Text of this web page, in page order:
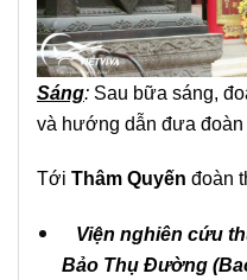
Sáng: Sau bữa sáng,
và hướng dẫn đưa đoàn
Tới Thâm Quyến đoàn
Viện nghiên cứu
Bảo Thụ Đường